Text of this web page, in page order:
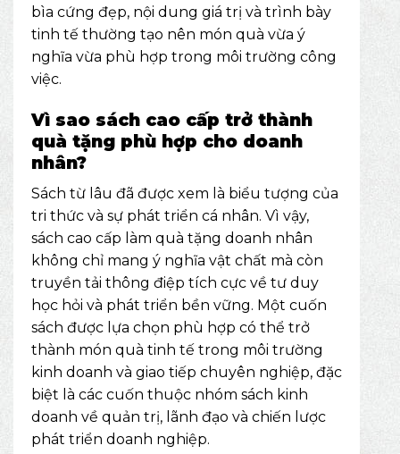
bìa cứng đẹp, nội dung giá trị và trình bày
tinh tế thường tạo nên món quà vừa ý
nghĩa vừa phù hợp trong môi trường công
việc.
Vì sao sách cao cấp trở thành
quà tặng phù hợp cho doanh
nhân?
Sách từ lâu đã được xem là biểu tượng của
tri thức và sự phát triển cá nhân. Vì vậy,
sách cao cấp làm quà tặng doanh nhân
không chỉ mang ý nghĩa vật chất mà còn
truyền tải thông điệp tích cực về tư duy
học hỏi và phát triển bền vững. Một cuốn
sách được lựa chọn phù hợp có thể trở
thành món quà tinh tế trong môi trường
kinh doanh và giao tiếp chuyên nghiệp, đặc
biệt là các cuốn thuộc nhóm sách kinh
doanh về quản trị, lãnh đạo và chiến lược
phát triển doanh nghiệp.